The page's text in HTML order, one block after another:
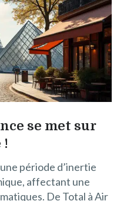
se met sur
!
période d’inertie
affectant une
De Total à Air